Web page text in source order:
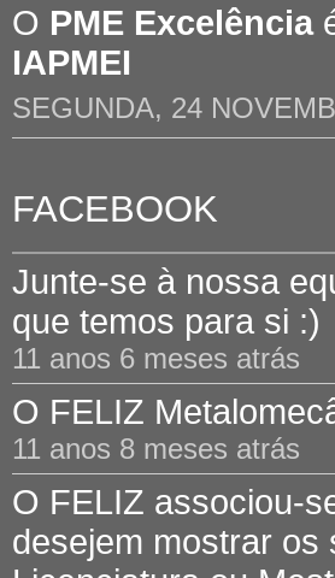
O PME Excelência
IAPMEI
SEGUNDA, 24
FACEBOOK
Junte-se à nossa
que temos para si :)
11 anos 6 meses atrás
O FELIZ
11 anos 8 meses atrás
O FELIZ associou-
desejem mostrar os